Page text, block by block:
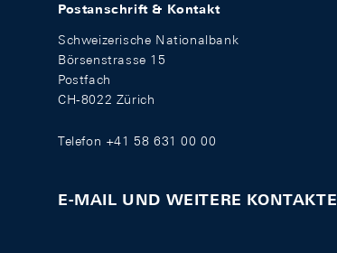
Postanschrift & Kontakt
Schweizerische Nationalbank
Börsenstrasse 15
Postfach
CH-8022 Zürich
Telefon +41 58 631 00 00
E-MAIL UND WEITERE KONTAKTE